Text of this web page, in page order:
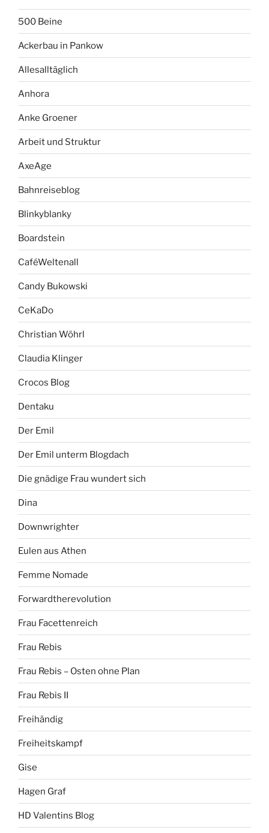
500 Beine
Ackerbau in Pankow
Allesalltäglich
Anhora
Anke Groener
Arbeit und Struktur
AxeAge
Bahnreiseblog
Blinkyblanky
Boardstein
CaféWeltenall
Candy Bukowski
CeKaDo
Christian Wöhrl
Claudia Klinger
Crocos Blog
Dentaku
Der Emil
Der Emil unterm Blogdach
Die gnädige Frau wundert sich
Dina
Downwrighter
Eulen aus Athen
Femme Nomade
Forwardtherevolution
Frau Facettenreich
Frau Rebis
Frau Rebis – Osten ohne Plan
Frau Rebis II
Freihändig
Freiheitskampf
Gise
Hagen Graf
HD Valentins Blog